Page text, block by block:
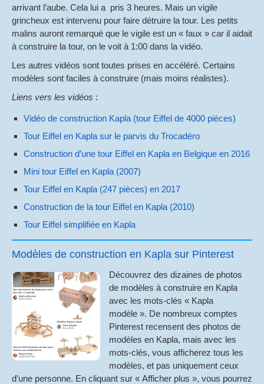
arrivant l’aube. Cela lui a pris 3 heures. Mais un vigile
grincheux est intervenu pour faire détruire la tour. Les petits
malins auront remarqué que le vigile est un « faux » car il aidait
à construire la tour, on le voit à 1:00 dans la vidéo.
Les autres vidéos sont toutes prises en accéléré. Certains
modèles sont faciles à construire (mais moins réalistes).
Liens vers les vidéos :
Vidéo de construction Kapla (tour Eiffel de 4000 pièces)
Tour Eiffel en Kapla sur le parvis du Trocadéro
Construction d’une tour Eiffel en Kapla en Belgique en 2016
Mini tour Eiffel en Kapla (2007)
Tour Eiffel en Kapla (247 pièces) en 2017
Construction de la tour Eiffel en Kapla (2010)
Tour Eiffel simplifiée en Kapla
Modèles de construction en Kapla sur Pinterest
Découvrez des dizaines de photos
de modèles à construire en Kapla
avec les mots-clés « Kapla
modèle ». De nombreux comptes
Pinterest recensent des photos de
modèles en Kapla, mais avec les
mots-clés, vous afficherez tous les
modèles, et pas uniquement ceux
d’une personne. En cliquant sur « Afficher plus », vous pourrez